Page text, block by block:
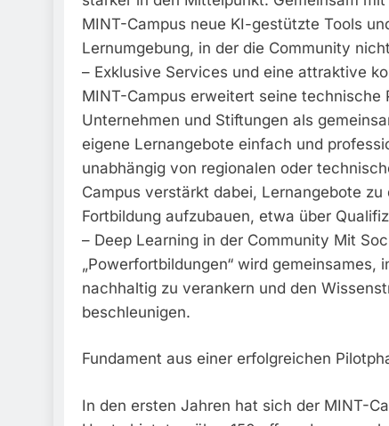
MINT-Campus neue KI-gestützte Tools
Lernumgebung, in der die Community
– Exklusive Services und eine attraktive
MINT-Campus erweitert seine
Unternehmen und Stiftungen als
eigene Lernangebote einfach und
unabhängig von regionalen oder
Campus verstärkt dabei, Lernangebote
Fortbildung aufzubauen, etwa über
– Deep Learning in der Community Mit
„Powerfortbildungen“ wird
nachhaltig zu verankern und den
beschleunigen.
Fundament aus einer erfolgreichen
In den ersten Jahren hat sich der MINT-